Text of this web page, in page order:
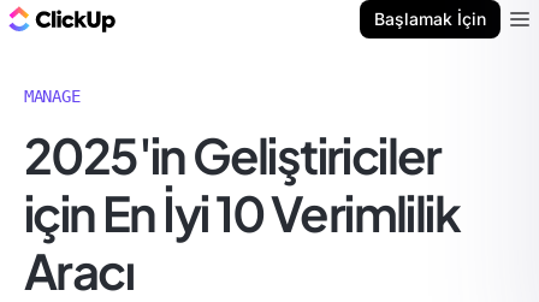
Başlamak İçin
MANAGE
2025'in Geliştiriciler
için En İyi 10 Verimlilik
Aracı